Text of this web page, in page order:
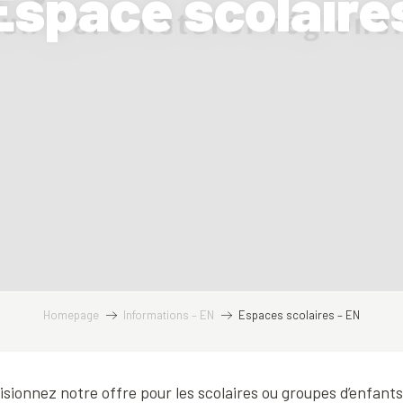
Homepage Informations – EN Espaces scolaires – EN
notre offre pour les scolaires ou groupes